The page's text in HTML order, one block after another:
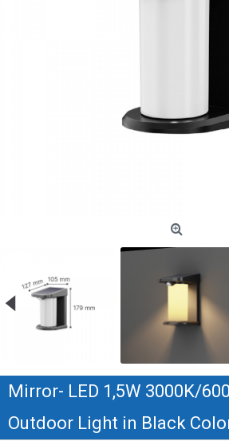
Mirror- LED 1,5W 3000K/
Outdoor Light in Black